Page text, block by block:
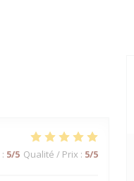
: 5/5 Qualité / Prix : 5/5